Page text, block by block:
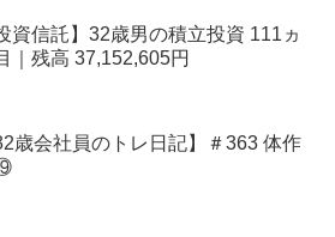
資信託】32歳男の積立投資 111ヵ
｜残高 37,152,605円
歳会社員のトレ日記】＃363 体作